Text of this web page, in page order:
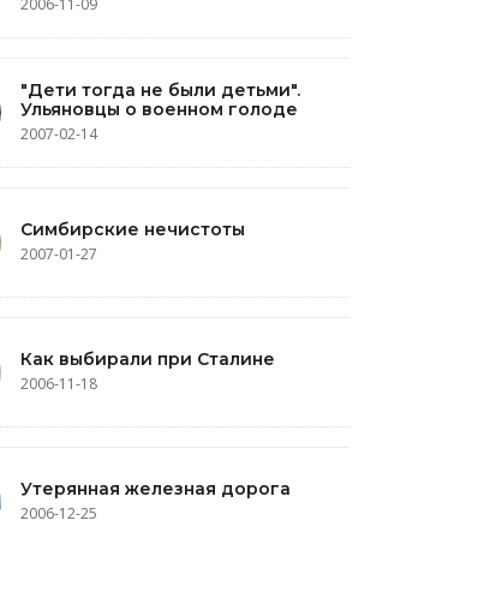
"Дети тогда не были детьми".
Ульяновцы о военном голоде
2007-02-14
Симбирские нечистоты
2007-01-27
Как выбирали при Сталине
2006-11-18
Утерянная железная дорога
2006-12-25